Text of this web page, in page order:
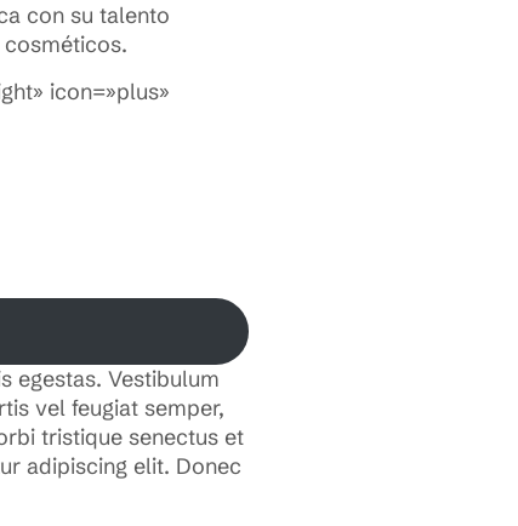
con su talento
icon=»plus»
egestas. Vestibulum
vel feugiat semper,
tristique senectus et
adipiscing elit. Donec